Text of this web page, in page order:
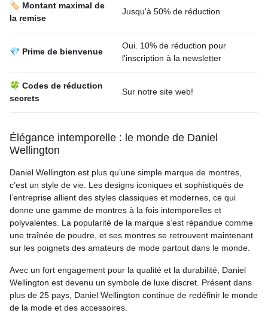
🏷️ Montant maximal de
la remise
Jusqu'à 50% de réduction
💎 Prime de bienvenue
Oui. 10% de réduction pour
l'inscription à la newsletter
🍀 Codes de réduction
secrets
Sur notre site web!
Élégance intemporelle : le monde de Daniel
Wellington
Daniel Wellington est plus qu’une simple marque de montres,
c’est un style de vie. Les designs iconiques et sophistiqués de
l’entreprise allient des styles classiques et modernes, ce qui
donne une gamme de montres à la fois intemporelles et
polyvalentes. La popularité de la marque s’est répandue comme
une traînée de poudre, et ses montres se retrouvent maintenant
sur les poignets des amateurs de mode partout dans le monde.
Avec un fort engagement pour la qualité et la durabilité, Daniel
Wellington est devenu un symbole de luxe discret. Présent dans
plus de 25 pays, Daniel Wellington continue de redéfinir le monde
de la mode et des accessoires.